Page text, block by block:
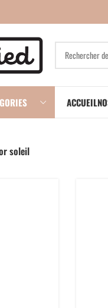
ACCUEIL
soleil